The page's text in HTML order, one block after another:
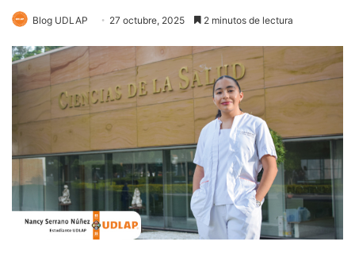
Blog UDLAP 27 octubre, 2025 2 minutos de lectura